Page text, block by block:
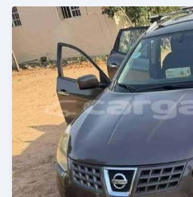
Dougal na niou ko depuis over 1 years